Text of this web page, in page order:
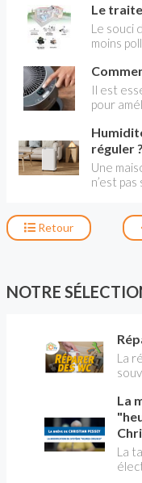
Le
Le souci
moins
de
divers
dont il
10 fois
ville. Le
sujet est
Il est
pour
repose
aération,
gestion
régulière.
réguler ?
Une
n’est
moyen
Retour
NOTRE
La
La
La